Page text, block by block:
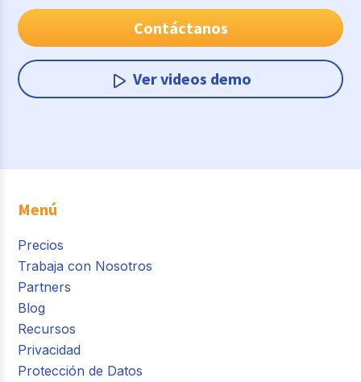
Contáctanos
Ver videos demo
Menú
Precios
Trabaja con Nosotros
Partners
Blog
Recursos
Privacidad
Protección de Datos